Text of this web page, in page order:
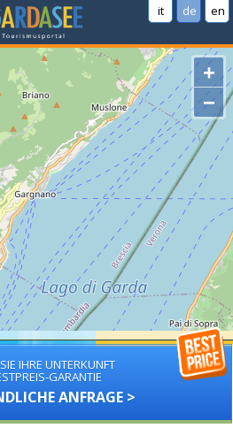
it de en
+
−
IHRE UNTERKUNFT
GARANTIE
ANFRAGE >